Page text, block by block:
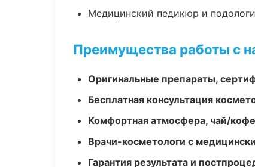
Медицинский педикюр и
Преимущества работы с
Оригинальные препараты,
Бесплатная консультация
Комфортная атмосфера, чай/
Врачи-косметологи с
Гарантия результата и